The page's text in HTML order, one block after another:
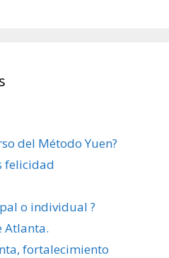
del Método Yuen?
felicidad
o individual ?
Atlanta.
fortalecimiento